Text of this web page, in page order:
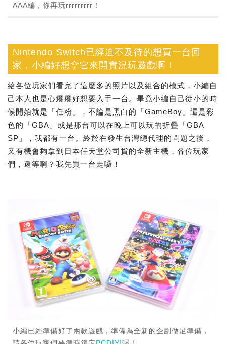
AAA編，你再玩rrrrrrrrr！
Nintendo Switch已經迫不及待的想買一台回
家，小編好想拿它來開實況玩遊戲啊！
給各位玩家們看完了這麼多的照片以及組合的模式，小編自
己本人也是心癢癢好想要入手一台。畢竟小編自己從小的時
候開始就是「任粉」，不論是黑白的「GameBoy」還是彩
色的「GBA」或是那台可以在晚上可以玩的折疊「GBA
SP」，我都有一台。終於在發生台灣總代理的問題之後，
又有機會夠拿到日本任天堂公司貨的全新主機，各位玩家
們，還等啊？我先買一台走囉！
小編已經準備好了兩款遊戲，準備為全新的企劃做足準備，